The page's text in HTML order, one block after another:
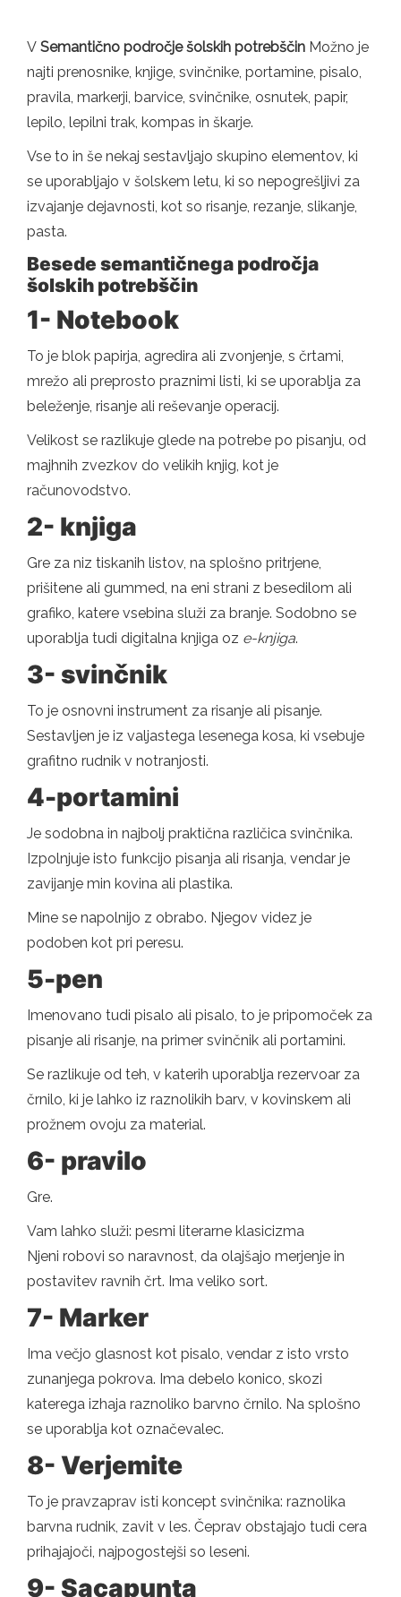
V Semantično področje šolskih potrebščin Možno je
najti prenosnike, knjige, svinčnike, portamine, pisalo,
pravila, markerji, barvice, svinčnike, osnutek, papir,
lepilo, lepilni trak, kompas in škarje.
Vse to in še nekaj sestavljajo skupino elementov, ki
se uporabljajo v šolskem letu, ki so nepogrešljivi za
izvajanje dejavnosti, kot so risanje, rezanje, slikanje,
pasta.
Besede semantičnega področja
šolskih potrebščin
1- Notebook
To je blok papirja, agredira ali zvonjenje, s črtami,
mrežo ali preprosto praznimi listi, ki se uporablja za
beleženje, risanje ali reševanje operacij.
Velikost se razlikuje glede na potrebe po pisanju, od
majhnih zvezkov do velikih knjig, kot je
računovodstvo.
2- knjiga
Gre za niz tiskanih listov, na splošno pritrjene,
prišitene ali gummed, na eni strani z besedilom ali
grafiko, katere vsebina služi za branje. Sodobno se
uporablja tudi digitalna knjiga oz e-knjiga.
3- svinčnik
To je osnovni instrument za risanje ali pisanje.
Sestavljen je iz valjastega lesenega kosa, ki vsebuje
grafitno rudnik v notranjosti.
4-portamini
Je sodobna in najbolj praktična različica svinčnika.
Izpolnjuje isto funkcijo pisanja ali risanja, vendar je
zavijanje min kovina ali plastika.
Mine se napolnijo z obrabo. Njegov videz je
podoben kot pri peresu.
5-pen
Imenovano tudi pisalo ali pisalo, to je pripomoček za
pisanje ali risanje, na primer svinčnik ali portamini.
Se razlikuje od teh, v katerih uporablja rezervoar za
črnilo, ki je lahko iz raznolikih barv, v kovinskem ali
prožnem ovoju za material.
6- pravilo
Gre.
Vam lahko služi: pesmi literarne klasicizma
Njeni robovi so naravnost, da olajšajo merjenje in
postavitev ravnih črt. Ima veliko sort.
7- Marker
Ima večjo glasnost kot pisalo, vendar z isto vrsto
zunanjega pokrova. Ima debelo konico, skozi
katerega izhaja raznoliko barvno črnilo. Na splošno
se uporablja kot označevalec.
8- Verjemite
To je pravzaprav isti koncept svinčnika: raznolika
barvna rudnik, zavit v les. Čeprav obstajajo tudi cera
prihajajoči, najpogostejši so leseni.
9- Sacapunta